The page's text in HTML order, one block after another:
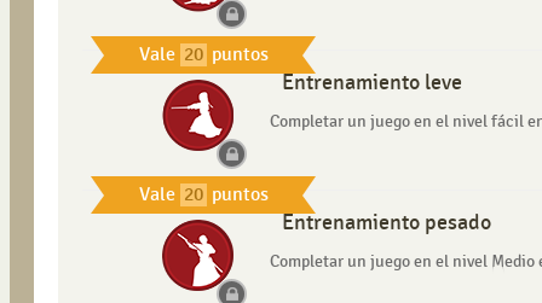
Vale 20 puntos
Vale 20 puntos
Entrenamiento leve
Completar un juego en el nivel fácil
Entrenamiento pesado
Completar un juego en el nivel Medio